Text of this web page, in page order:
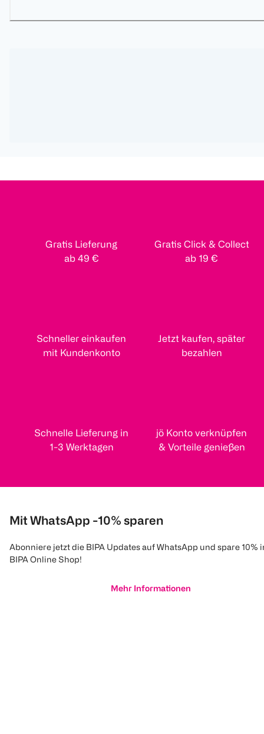
Gratis Lieferung
ab 49 €
Gratis Click & Collect
ab 19 €
Schneller einkaufen
mit Kundenkonto
Jetzt kaufen, später
bezahlen
Schnelle Lieferung in
1-3 Werktagen
jö Konto verknüpfen
& Vorteile genießen
Mit WhatsApp -10% sparen
Abonniere jetzt die BIPA Updates auf WhatsApp und spare 10%
BIPA Online Shop!
Mehr Informationen